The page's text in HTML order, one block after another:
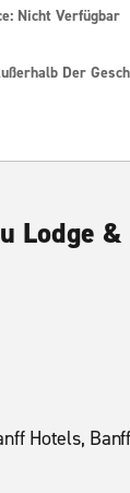
Nicht Verfügbar
Der
Lodge &
Hotels,